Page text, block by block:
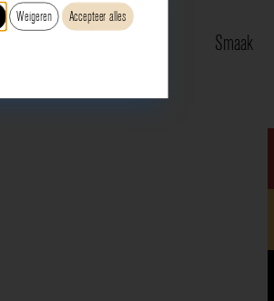
Smaak
Weigeren Accepteer alles